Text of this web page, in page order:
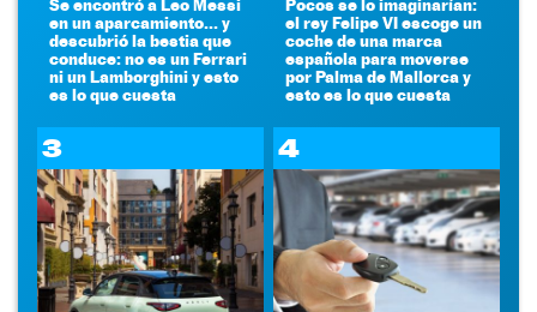
Se encontró a Leo Messi
en un aparcamiento... y
descubrió la bestia que
conduce: no es un Ferrari
ni un Lamborghini y esto
es lo que cuesta
Pocos se lo imaginarían:
el rey Felipe VI escoge un
coche de una marca
española para moverse
por Palma de Mallorca y
esto es lo que cuesta
3 4